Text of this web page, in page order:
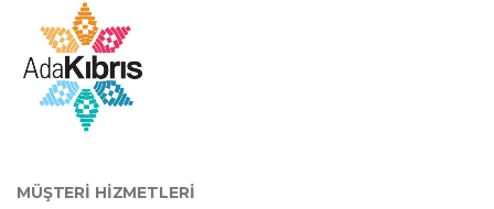
MÜŞTERİ HİZMETLERİ